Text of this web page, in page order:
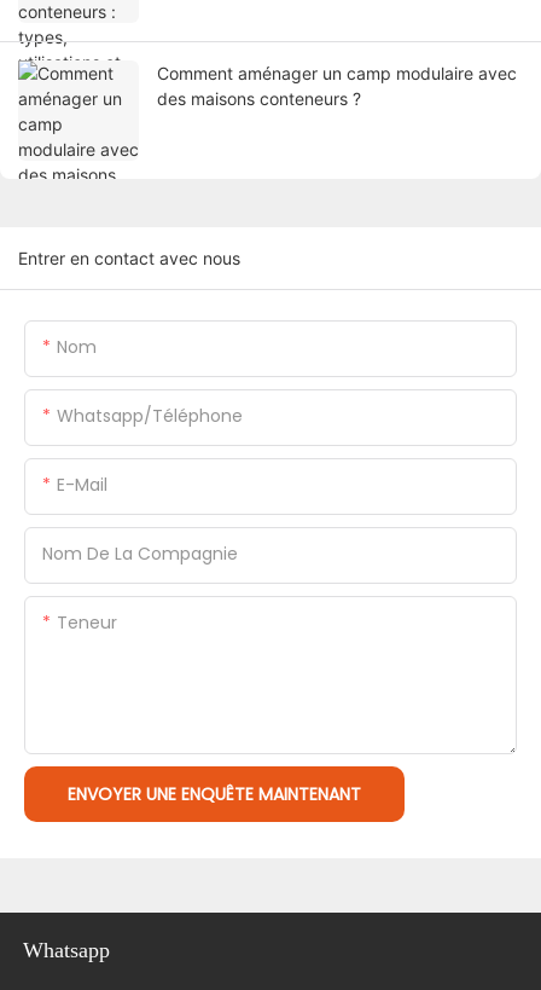
Comment aménager un camp modulaire avec
des maisons conteneurs ?
Entrer en contact avec nous
Nom
Whatsapp/Téléphone
E-Mail
Nom De La Compagnie
Teneur
ENVOYER UNE ENQUÊTE MAINTENANT
Whatsapp